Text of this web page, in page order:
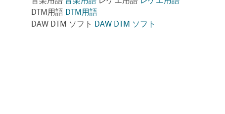
DTM用語 DTM用語
DAW DTM ソフト
DAW DTM ソフト